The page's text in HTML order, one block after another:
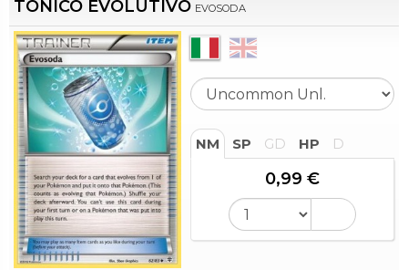
TONICO EVOLUTIVO EVOSODA
NM SP GD HP D
0,99 €